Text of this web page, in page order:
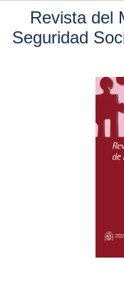
Revista del
Seguridad